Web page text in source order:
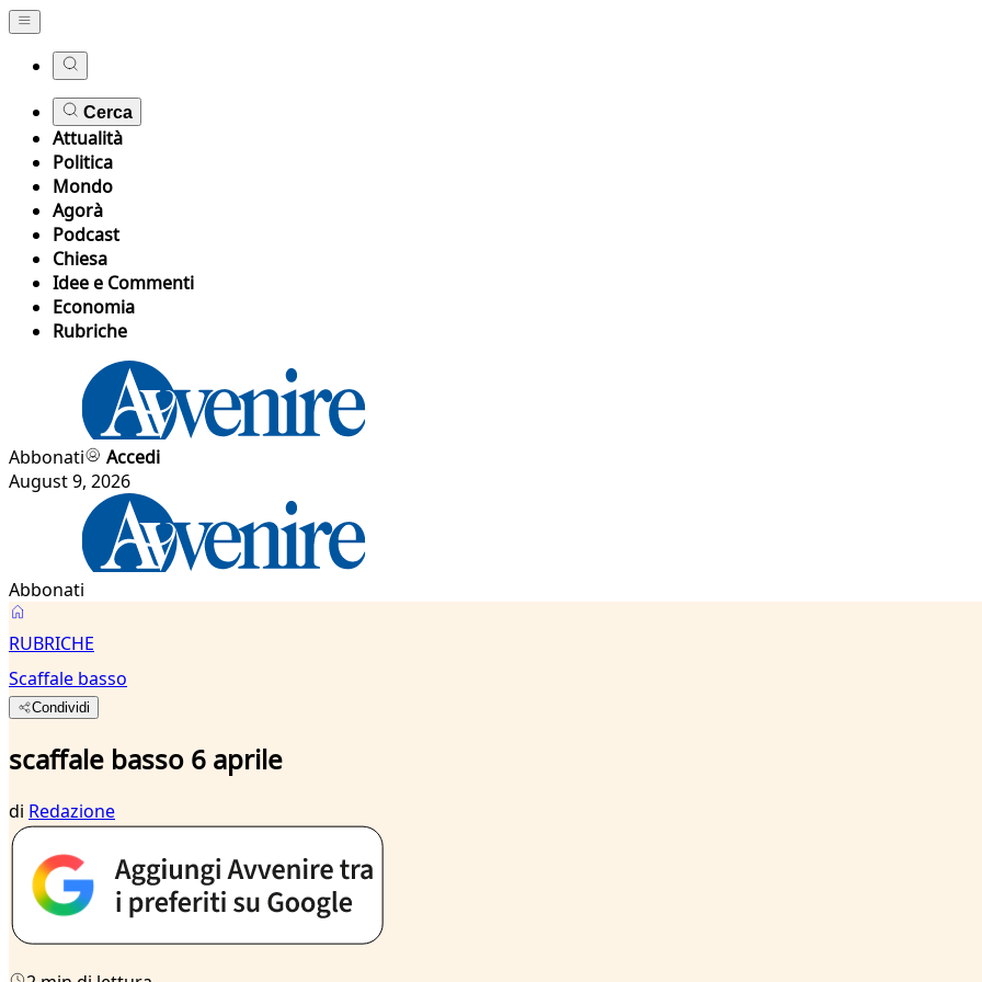
Cerca
Attualità
Politica
Mondo
Agorà
Podcast
Chiesa
Idee e Commenti
Economia
Rubriche
Abbonati
Accedi
August 9, 2026
Abbonati
RUBRICHE
Scaffale basso
Condividi
scaffale basso 6 aprile
di Redazione